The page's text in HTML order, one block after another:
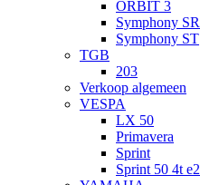
ORBIT 3
Symphony SR
Symphony ST
TGB
203
Verkoop algemeen
VESPA
LX 50
Primavera
Sprint
Sprint 50 4t e2